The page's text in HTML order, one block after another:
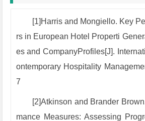
[1]Harris and Mongiello. Key
rs in European Hotel Properti
es and CompanyProfiles[J].
ontemporary Hospitality
7
[2]Atkinson and Brander
mance Measures: Assessing